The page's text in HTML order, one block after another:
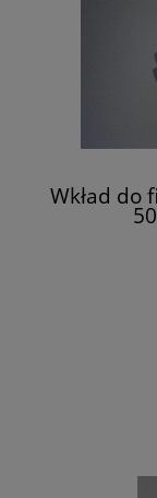
Wkład do